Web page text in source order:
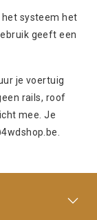
het systeem het
geeft een
je voertuig
rails, roof
mee. Je